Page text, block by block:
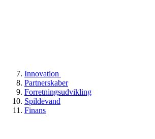
Innovation
Partnerskaber
Forretningsudvikling
Spildevand
Finans